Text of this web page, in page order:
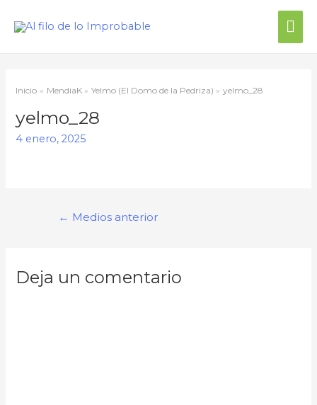
Inicio MendiaK Yelmo (El Domo de la Pedriza) yelmo_28
yelmo_28
4 enero, 2025
← Medios anterior
Deja un comentario